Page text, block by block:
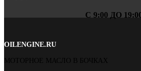
С 9:00 ДО
OILENGINE.RU
МОТОРНОЕ МАСЛО В БОЧКАХ